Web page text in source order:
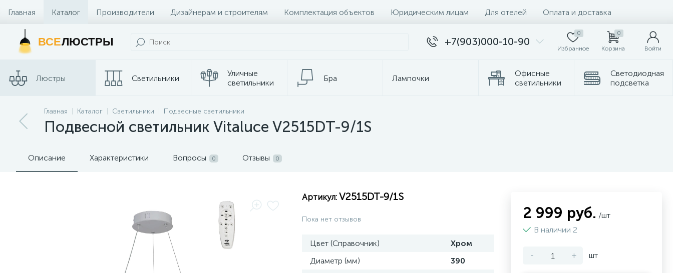
Главная Каталог Производители Дизайнерам и строителям Комплектация объектов Юридическим лицам Для отелей Оплата и доставка
Контакты и Магазины
ВСЕЛЮСТРЫ +7(903)000-10-90
0
Избранное
0
Корзина Войти
Люстры Светильники
Уличные
светильники
Бра Лампочки
Офисные
светильники
Светодиодная
подсветка
Споты Трековые системы
Главная Каталог Светильники Подвесные светильники
Подвесной светильник Vitaluce V2515DT-9/1S
Описание Характеристики Вопросы 0 Отзывы 0
Артикул: V2515DT-9/1S
Пока нет отзывов
Цвет (Справочник)
Хром
Диаметр (мм)
390
2 999 руб. /шт
В наличии 2
- + шт